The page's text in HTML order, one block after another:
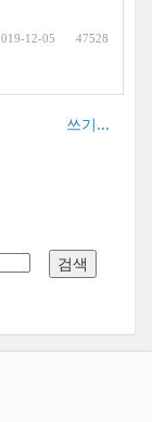
12-05 47528
쓰기...